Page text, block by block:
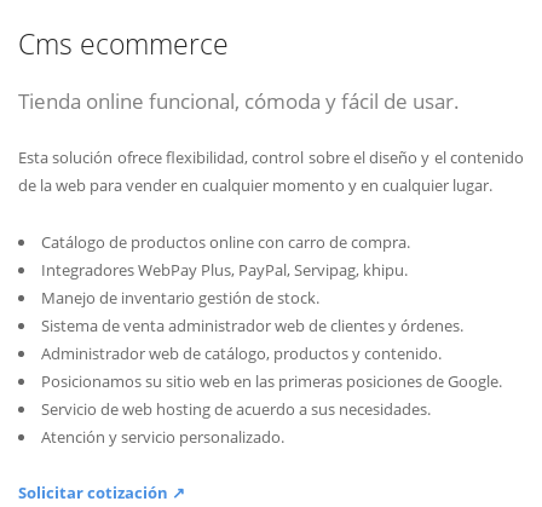
Cms ecommerce
Tienda online funcional, cómoda y fácil de usar.
Esta solución ofrece flexibilidad, control sobre el diseño y el contenido
de la web para vender en cualquier momento y en cualquier lugar.
Catálogo de productos online con carro de compra.
Integradores WebPay Plus, PayPal, Servipag, khipu.
Manejo de inventario gestión de stock.
Sistema de venta administrador web de clientes y órdenes.
Administrador web de catálogo, productos y contenido.
Posicionamos su sitio web en las primeras posiciones de Google.
Servicio de web hosting de acuerdo a sus necesidades.
Atención y servicio personalizado.
Solicitar cotización ↗